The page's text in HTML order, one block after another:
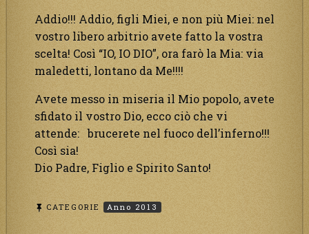
Addio!!! Addio, figli Miei, e non più Miei: nel
vostro libero arbitrio avete fatto la vostra
scelta! Così “IO, IO DIO”, ora farò la Mia: via
maledetti, lontano da Me!!!!
Avete messo in miseria il Mio popolo, avete
sfidato il vostro Dio, ecco ciò che vi
attende: brucerete nel fuoco dell’inferno!!!
Così sia!
Dio Padre, Figlio e Spirito Santo!
CATEGORIE Anno 2013